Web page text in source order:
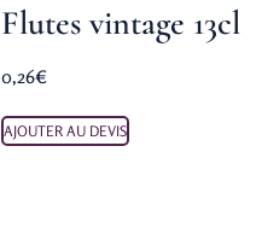
Flutes vintage 13cl
0,26€
AJOUTER AU DEVIS